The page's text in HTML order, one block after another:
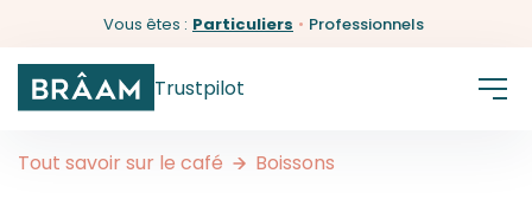
Vous êtes : Particuliers • Professionnels
Trustpilot
Tout savoir sur le café Boissons